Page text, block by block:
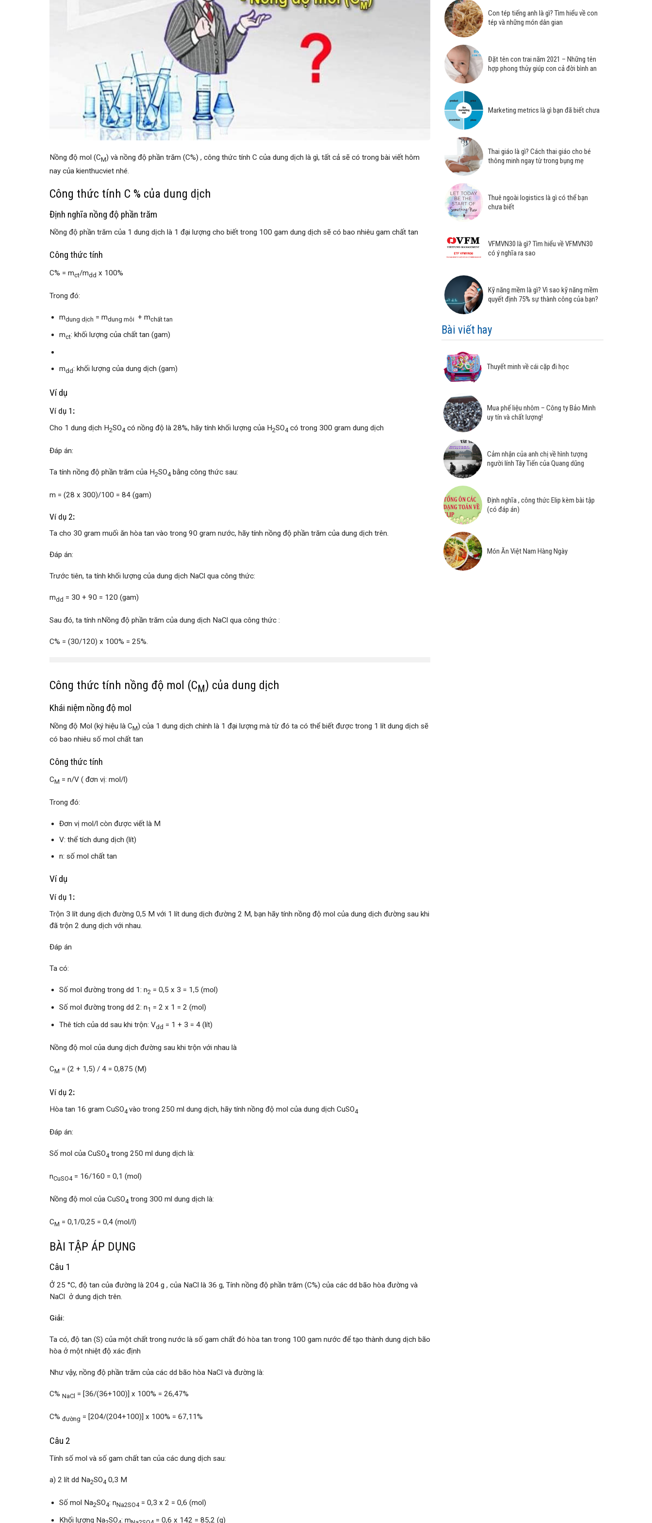
Nồng độ mol (CM) và nồng độ phần trăm (C%) , công thức tính C của dung dịch là gì, tất cả sẽ có trong bài viết hôm
nay của kienthucviet nhé.
Công thức tính C % của dung dịch
Định nghĩa nồng độ phần trăm
Nồng độ phần trăm của 1 dung dịch là 1 đại lượng cho biết trong 100 gam dung dịch sẽ có bao nhiêu gam chất tan
Công thức tính
C% = mct/mdd x 100%
Trong đó:
mdung dịch = mdung môi + mchất tan
mct: khối lượng của chất tan (gam)
mdd: khối lượng của dung dịch (gam)
Ví dụ
Ví dụ 1 :
Cho 1 dung dịch H2SO4 có nồng độ là 28%, hãy tính khối lượng của H2SO4 có trong 300 gram dung dịch
Đáp án:
Ta tính nồng độ phần trăm của H2SO4 bằng công thức sau:
m = (28 x 300)/100 = 84 (gam)
Ví dụ 2:
Ta cho 30 gram muối ăn hòa tan vào trong 90 gram nước, hãy tính nồng độ phần trăm của dung dịch trên.
Đáp án:
Trước tiên, ta tính khối lượng của dung dịch NaCl qua công thức:
mdd = 30 + 90 = 120 (gam)
Sau đó, ta tính nNồng độ phần trăm của dung dịch NaCl qua công thức :
C% = (30/120) x 100% = 25%.
Công thức tính nồng độ mol (CM) của dung dịch
Khái niệm nồng độ mol
Nồng độ Mol (ký hiệu là CM) của 1 dung dịch chính là 1 đại lượng mà từ đó ta có thể biết được trong 1 lít dung dịch sẽ
có bao nhiêu số mol chất tan
Công thức tính
CM = n/V ( đơn vị: mol/l)
Trong đó:
Đơn vị mol/l còn được viết là M
V: thể tích dung dịch (lít)
n: số mol chất tan
Ví dụ
Ví dụ 1 :
Trộn 3 lít dung dịch đường 0,5 M với 1 lít dung dịch đường 2 M, bạn hãy tính nồng độ mol của dung dịch đường sau khi
đã trộn 2 dung dịch với nhau.
Đáp án
Ta có:
Số mol đường trong dd 1: n2 = 0,5 x 3 = 1,5 (mol)
Số mol đường trong dd 2: n1 = 2 x 1 = 2 (mol)
Thê tích của dd sau khi trộn: Vdd = 1 + 3 = 4 (lít)
Nồng độ mol của dung dịch đường sau khi trộn với nhau là
CM = (2 + 1,5) / 4 = 0,875 (M)
Ví dụ 2:
Hòa tan 16 gram CuSO4vào trong 250 ml dung dịch, hãy tính nồng độ mol của dung dịch CuSO4
Đáp án:
Số mol của CuSO4 trong 250 ml dung dịch là:
nCuSO4 = 16/160 = 0,1 (mol)
Nồng độ mol của CuSO4 trong 300 ml dung dịch là:
CM = 0,1/0,25 = 0,4 (mol/l)
BÀI TẬP ÁP DỤNG
Câu 1
Ở 25 °C, độ tan của đường là 204 g , của NaCl là 36 g, Tính nồng độ phần trăm (C%) của các dd bão hòa đường và
NaCl ở dung dịch trên.
Giải:
Ta có, độ tan (S) của một chất trong nước là số gam chất đó hòa tan trong 100 gam nước để tạo thành dung dịch bão
hòa ở một nhiệt độ xác định
Như vậy, nồng độ phần trăm của các dd bão hòa NaCl và đường là:
C% NaCl = [36/(36+100)] x 100% = 26,47%
C% đường = [204/(204+100)] x 100% = 67,11%
Câu 2
Tính số mol và số gam chất tan của các dung dịch sau:
a) 2 lít dd Na2SO4 0,3 M
Số mol Na2SO4: nNa2SO4 = 0,3 x 2 = 0,6 (mol)
Khối lượng Na SO : m = 0,6 x 142 = 85,2 (g)
Con tép tiếng anh là gì? Tìm hiểu về con
tép và những món dân gian
Đặt tên con trai năm 2021 – Những tên
hợp phong thủy giúp con cả đời bình an
Marketing metrics là gì bạn đã biết chưa
Thai giáo là gì? Cách thai giáo cho bé
thông minh ngay từ trong bụng mẹ
Thuê ngoài logistics là gì có thể bạn
chưa biết
VFMVN30 là gì? Tìm hiểu về VFMVN30
có ý nghĩa ra sao
Kỹ năng mềm là gì? Vì sao kỹ năng mềm
quyết định 75% sự thành công của bạn?
Bài viết hay
Thuyết minh về cái cặp đi học
Mua phế liệu nhôm – Công ty Bảo Minh
uy tín và chất lượng!
Cảm nhận của anh chị về hình tượng
người lính Tây Tiến của Quang dũng
Định nghĩa , công thức Elip kèm bài tập
(có đáp án)
Món Ăn Việt Nam Hàng Ngày